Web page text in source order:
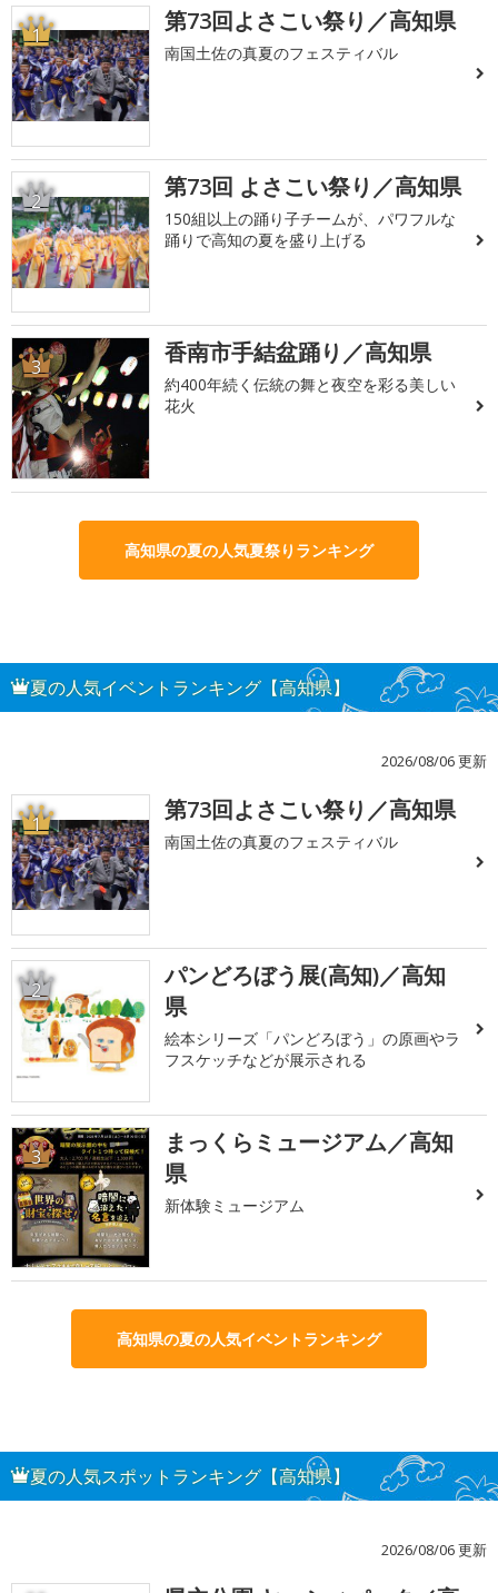
1 第73回よさこい祭り／高知県
南国土佐の真夏のフェスティバル
2 第73回 よさこい祭り／高知県
150組以上の踊り子チームが、パワフルな
踊りで高知の夏を盛り上げる
3 香南市手結盆踊り／高知県
約400年続く伝統の舞と夜空を彩る美しい
花火
高知県の夏の人気夏祭りランキング
夏の人気イベントランキング【高知県】
2026/08/06 更新
1 第73回よさこい祭り／高知県
南国土佐の真夏のフェスティバル
2
パンどろぼう展(高知)／高知
県
絵本シリーズ「パンどろぼう」の原画やラ
フスケッチなどが展示される
3
まっくらミュージアム／高知
県
新体験ミュージアム
高知県の夏の人気イベントランキング
夏の人気スポットランキング【高知県】
2026/08/06 更新